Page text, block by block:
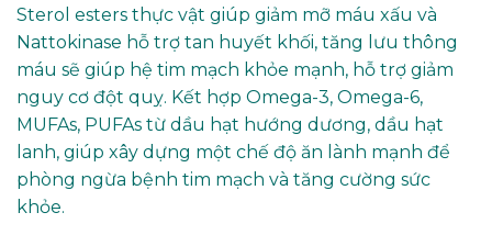
Sterol esters thực vật giúp giảm mỡ máu xấu và
Nattokinase hỗ trợ tan huyết khối, tăng lưu thông
máu sẽ giúp hệ tim mạch khỏe mạnh, hỗ trợ giảm
nguy cơ đột quỵ. Kết hợp Omega-3, Omega-6,
MUFAs, PUFAs từ dầu hạt hướng dương, dầu hạt
lanh, giúp xây dựng một chế độ ăn lành mạnh để
phòng ngừa bệnh tim mạch và tăng cường sức
khỏe.